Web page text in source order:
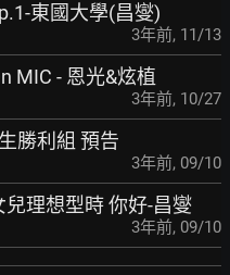
東國大學(昌燮)
3年前, 11/13
MIC - 恩光&炫植
3年前, 10/27
勝利組 預告
3年前, 09/10
理想型時 你好-昌燮
3年前, 09/10